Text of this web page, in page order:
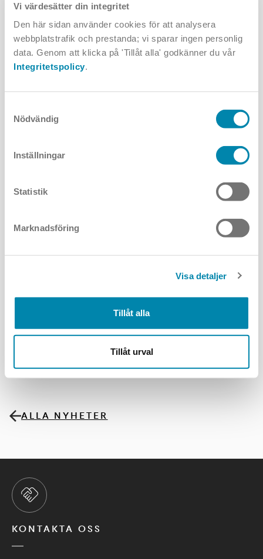
Vi värdesätter din integritet
Den här sidan använder cookies för att analysera
webbplatstrafik och prestanda; vi sparar ingen personlig
data. Genom att klicka på 'Tillåt alla' godkänner du vår
Integritetspolicy.
Nödvändig
Inställningar
Statistik
Marknadsföring
Visa detaljer
Tillåt alla
Tillåt urval
2001 fick Knud Vilstrup som var anställd av Rynkeby Foods
diagnosen KOL. Han ville göra något för att förbättra sin hälsa och
kom på idén att kanske kunde företaget han var anställd på sponsra
ett projekt som innebar att cykla ner till Paris för att se Tour de
France-loppet på Champs-Élysées. Rynkeby sa ja till att sponsra
team med minst 10 deltagare. Sagt och gjort, det första laget
”Team Rynke” cyklade från Ringe i Danmark till Paris 2002.
Sedan dess och med årets insamling inräknat kommer den
traditionen ha samlat in över en miljard kronor (!) till organisationer
som genom sin forskning hjälper barn att överleva svår sjukdom.
ALLA NYHETER
KONTAKTA OSS